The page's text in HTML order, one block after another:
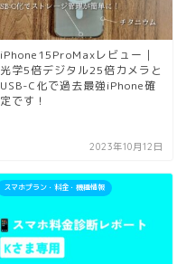
iPhone15ProMaxレビュー｜
光学5倍デジタル25倍カメラと
USB-C化で過去最強iPhone確
定です！
2023年10月12日
スマホプラン・料金・機種情報